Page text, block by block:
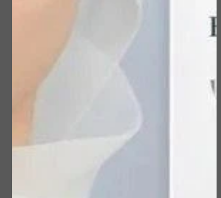
producten & ontvang
cadeau!